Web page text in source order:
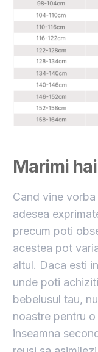
Marimi
Cand vine
adesea
precum poti
acestea pot
altul. Daca esti
unde poti
bebelusul tau,
noastre pentru
inseamna